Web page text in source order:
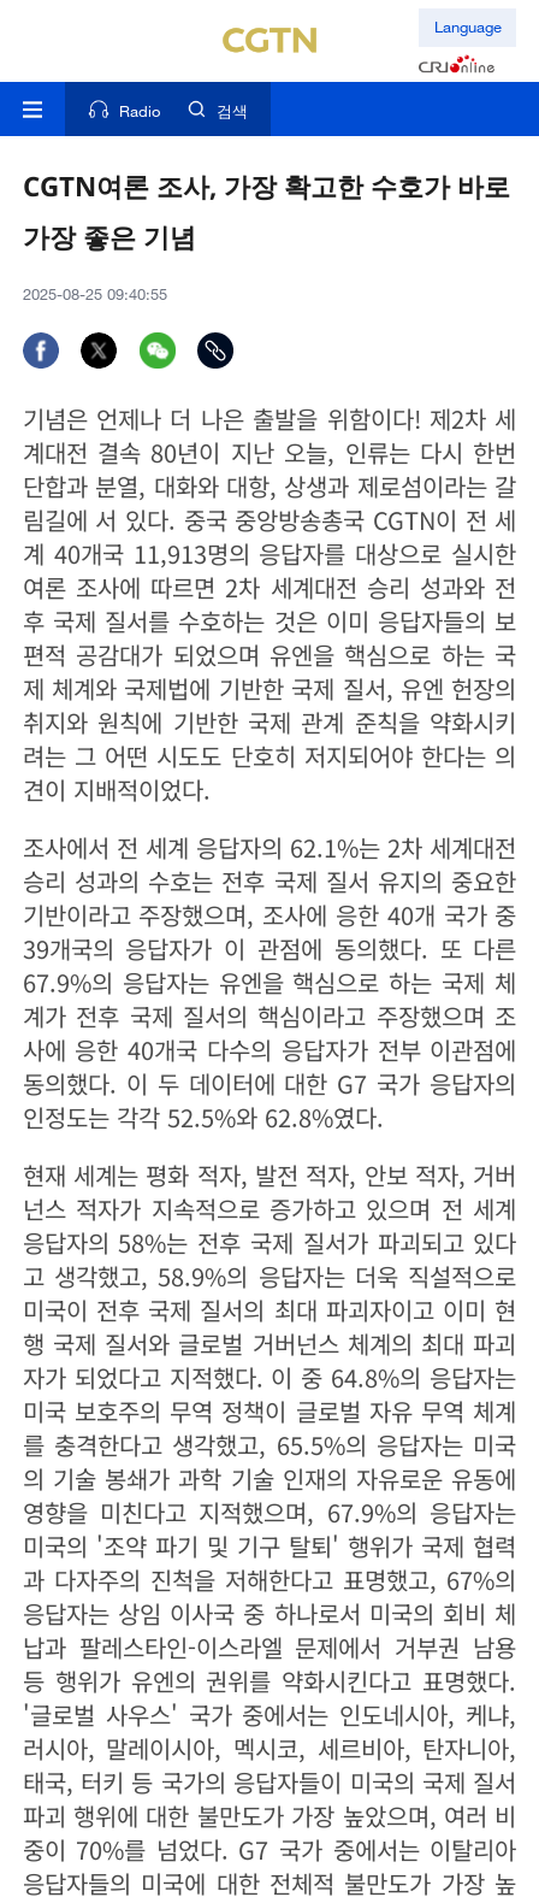
Language
Radio 검색
CGTN여론 조사, 가장 확고한 수호가 바로
가장 좋은 기념
2025-08-25 09:40:55
기념은 언제나 더 나은 출발을 위함이다! 제2차 세
계대전 결속 80년이 지난 오늘, 인류는 다시 한번
단합과 분열, 대화와 대항, 상생과 제로섬이라는 갈
림길에 서 있다. 중국 중앙방송총국 CGTN이 전 세
계 40개국 11,913명의 응답자를 대상으로 실시한
여론 조사에 따르면 2차 세계대전 승리 성과와 전
후 국제 질서를 수호하는 것은 이미 응답자들의 보
편적 공감대가 되었으며 유엔을 핵심으로 하는 국
제 체계와 국제법에 기반한 국제 질서, 유엔 헌장의
취지와 원칙에 기반한 국제 관계 준칙을 약화시키
려는 그 어떤 시도도 단호히 저지되어야 한다는 의
견이 지배적이었다.
조사에서 전 세계 응답자의 62.1%는 2차 세계대전
승리 성과의 수호는 전후 국제 질서 유지의 중요한
기반이라고 주장했으며, 조사에 응한 40개 국가 중
39개국의 응답자가 이 관점에 동의했다. 또 다른
67.9%의 응답자는 유엔을 핵심으로 하는 국제 체
계가 전후 국제 질서의 핵심이라고 주장했으며 조
사에 응한 40개국 다수의 응답자가 전부 이관점에
동의했다. 이 두 데이터에 대한 G7 국가 응답자의
인정도는 각각 52.5%와 62.8%였다.
현재 세계는 평화 적자, 발전 적자, 안보 적자, 거버
넌스 적자가 지속적으로 증가하고 있으며 전 세계
응답자의 58%는 전후 국제 질서가 파괴되고 있다
고 생각했고, 58.9%의 응답자는 더욱 직설적으로
미국이 전후 국제 질서의 최대 파괴자이고 이미 현
행 국제 질서와 글로벌 거버넌스 체계의 최대 파괴
자가 되었다고 지적했다. 이 중 64.8%의 응답자는
미국 보호주의 무역 정책이 글로벌 자유 무역 체계
를 충격한다고 생각했고, 65.5%의 응답자는 미국
의 기술 봉쇄가 과학 기술 인재의 자유로운 유동에
영향을 미친다고 지적했으며, 67.9%의 응답자는
미국의 '조약 파기 및 기구 탈퇴' 행위가 국제 협력
과 다자주의 진척을 저해한다고 표명했고, 67%의
응답자는 상임 이사국 중 하나로서 미국의 회비 체
납과 팔레스타인-이스라엘 문제에서 거부권 남용
등 행위가 유엔의 권위를 약화시킨다고 표명했다.
'글로벌 사우스' 국가 중에서는 인도네시아, 케냐,
러시아, 말레이시아, 멕시코, 세르비아, 탄자니아,
태국, 터키 등 국가의 응답자들이 미국의 국제 질서
파괴 행위에 대한 불만도가 가장 높았으며, 여러 비
중이 70%를 넘었다. G7 국가 중에서는 이탈리아
응답자들의 미국에 대한 전체적 불만도가 가장 높